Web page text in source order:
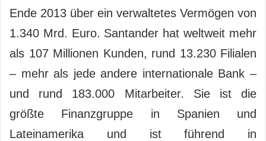
Ende 2013 über ein verwaltetes Vermögen von
1.340 Mrd. Euro. Santander hat weltweit mehr
als 107 Millionen Kunden, rund 13.230 Filialen
– mehr als jede andere internationale Bank –
und rund 183.000 Mitarbeiter. Sie ist die
größte Finanzgruppe in Spanien und
Lateinamerika und ist führend in